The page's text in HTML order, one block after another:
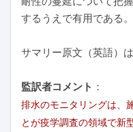
するうえで有用である。
サマリー原文（英語）
監訳者コメント ：
排水のモニタリングは、
とが疫学調査の領域で新